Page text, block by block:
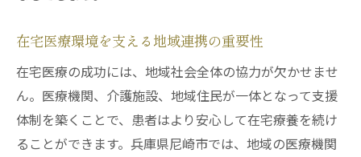
在宅医療環境を支える地域連携の重要性
在宅医療の成功には、地域社会全体の協力が欠かせませ
ん。医療機関、介護施設、地域住民が一体となって支援
体制を築くことで、患者はより安心して在宅療養を続け
ることができます。兵庫県尼崎市では、地域の医療機関